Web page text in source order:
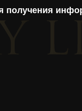
получения